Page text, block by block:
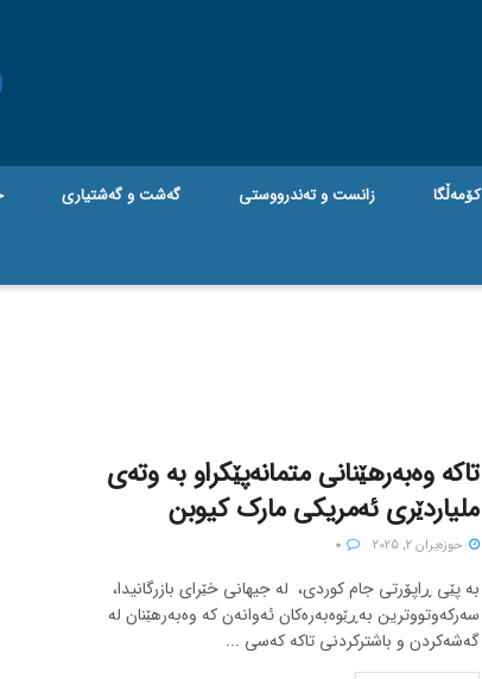
کۆمەڵگا زانست و تەندرووستی گه‌شت و گه‌شتیاری
تاکە وەبەرهێنانی متمانەپێکراو بە وتەی
ملیاردێری ئەمریکی مارک کیوبن
حوزه‌یران 2, 2025
بە پێی ڕاپۆرتی جام کوردی، لە جیهانی خێرای بازرگانیدا،
سەرکەوتووترین بەڕێوەبەرەکان ئەوانەن کە وەبەرهێنان لە
گەشەکردن و باشترکردنی تاکە کەسی ...